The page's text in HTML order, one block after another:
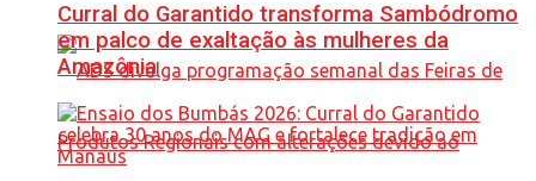
Curral do Garantido transforma Sambódromo
em palco de exaltação às mulheres da
Amazônia